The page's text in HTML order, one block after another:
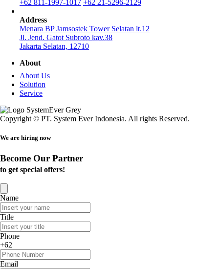
+62 811-1997-1017 +62 21-5296-2129
Address
Menara BP Jamsostek Tower Selatan lt.12
Jl. Jend. Gatot Subroto kav.38
Jakarta Selatan, 12710
About
About Us
Solution
Service
Copyright © PT. System Ever Indonesia. All rights Reserved.
We are hiring now
Become Our Partner
to get special offers!
Name
Title
Phone
+62
Email